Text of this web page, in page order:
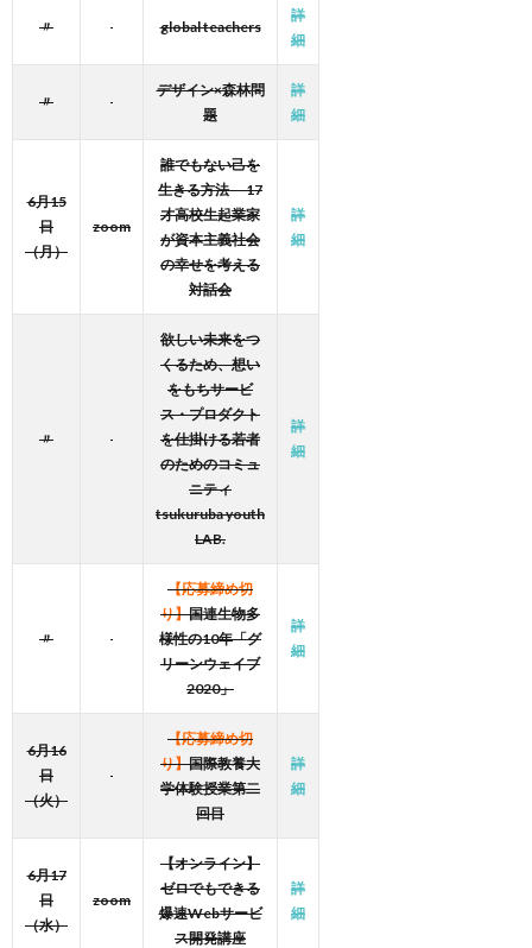
〃 global teachers
詳
細
〃
デザイン×森林問
題
詳
細
6月15
日
（月）
zoom
誰でもない己を
生きる方法 17
才高校生起業家
が資本主義社会
の幸せを考える
対話会
詳
細
〃
欲しい未来をつ
くるため、想い
をもちサービ
ス・プロダクト
を仕掛ける若者
のためのコミュ
ニティ
tsukuruba youth
LAB.
詳
細
〃
【応募締め切
り】国連生物多
様性の10年「グ
リーンウェイブ
2020」
詳
細
6月16
日
（火）
【応募締め切
り】国際教養大
学体験授業第二
回目
詳
細
6月17
日
（水）
zoom
【オンライン】
ゼロでもできる
爆速Webサービ
ス開発講座
詳
細